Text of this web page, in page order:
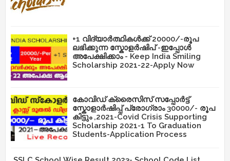
+1 വിദ്യാർത്ഥികൾക്ക് 20000/-രൂപ
ലഭിക്കുന്ന സ്കോളർഷിപ് -ഇപ്പോൾ
അപേക്ഷിക്കാം - Keep India Smiling
Scholarship 2021-22-Apply Now
കോവിഡ് ക്രൈസിസ് സപ്പോർട്ട്
സ്കോളാർഷിപ്പ് പ്രോഗ്രാം 30000/- രൂപ
കിട്ടും ,2021-Covid Crisis Supporting
Scholarship 2021-1 To Graduation
Students-Application Process